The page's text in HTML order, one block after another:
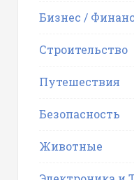
Бизнес /
Строительство
Путешествия
Безопасность
Животные